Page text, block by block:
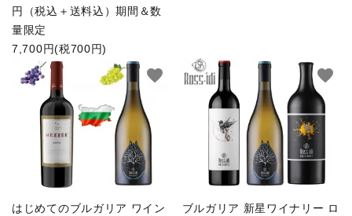
円（税込＋送料込）期間＆数
量限定
7,700円(税700円)
はじめてのブルガリア ワイン
favorite
ブルガリア 新星ワイナリー ロ
favorite